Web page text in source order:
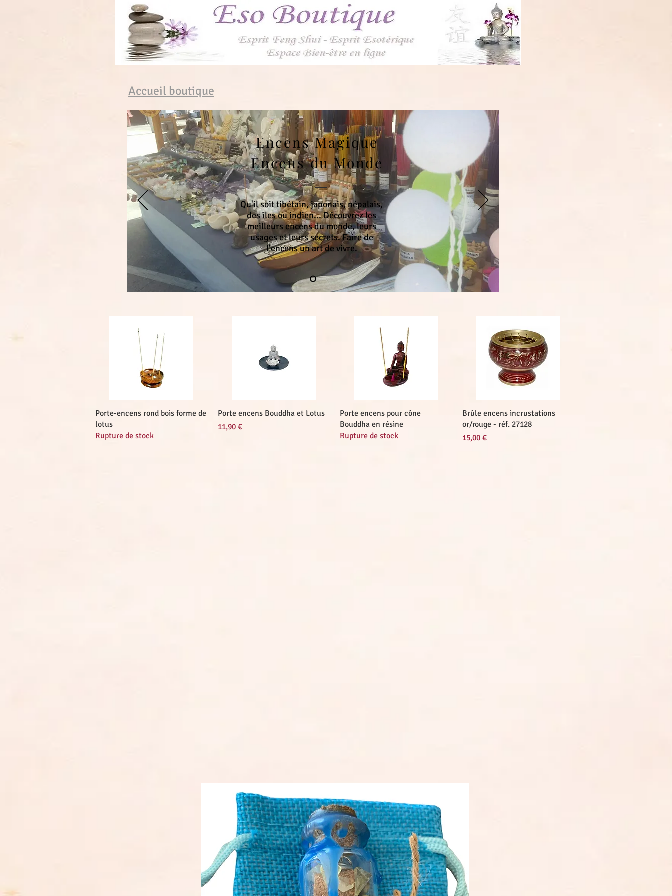
Accueil boutique
Encens Magique
Encens du Monde
Qu'il soit tibétain, japonais, népalais,
des îles ou indien... Découvrez les
meilleurs encens du monde, leurs
usages et leurs secrets. Faire de
l'encens un art de vivre.
Aperçu rapide
Porte-encens rond bois forme de
lotus
Rupture de stock
Aperçu rapide
Porte encens Bouddha et Lotus
Prix
11,90 €
Aperçu rapide
Porte encens pour cône
Bouddha en résine
Rupture de stock
Aperçu rapide
Brûle encens incrustations
or/rouge - réf. 27128
Prix
15,00 €